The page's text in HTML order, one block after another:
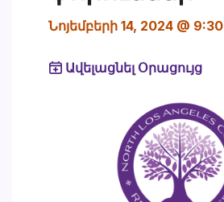
Նոյեմբերի 14, 2024 @ 9:30
Ավելացնել Օրացույց